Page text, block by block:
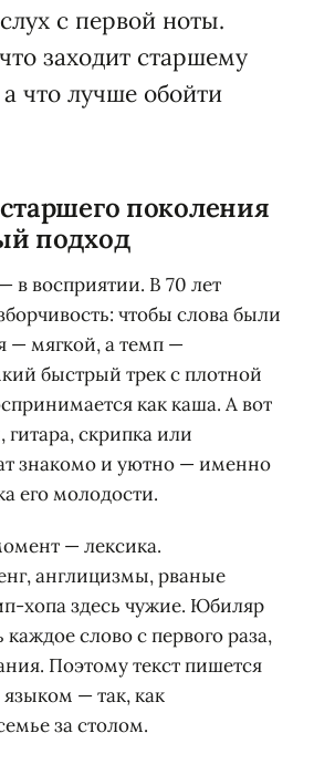
с первой ноты.
заходит старшему
что лучше обойти
поколения
подход
в восприятии. В 70 лет
чтобы слова были
мягкой, а темп —
быстрый трек с плотной
как каша. А вот
скрипка или
знакомо и уютно — именно
его молодости.
— лексика.
англицизмы, рваные
хопа здесь чужие. Юбиляр
слово с первого раза,
Поэтому текст пишется
— так, как
за столом.